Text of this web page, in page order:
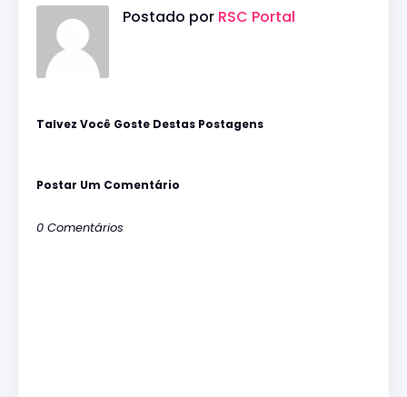
Postado por RSC Portal
Talvez Você Goste Destas Postagens
Postar Um Comentário
0 Comentários